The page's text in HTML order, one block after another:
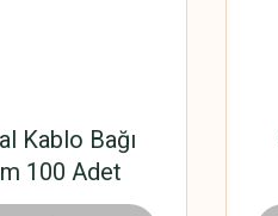
Kablo Bağı
100 Adet